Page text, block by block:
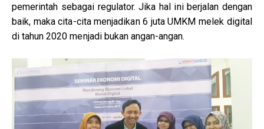
pemerintah sebagai regulator. Jika hal ini berjalan dengan
baik, maka cita-cita menjadikan 6 juta UMKM melek digital
di tahun 2020 menjadi bukan angan-angan.